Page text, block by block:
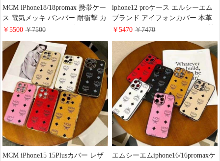
MCM iPhone18/18promax 携帯ケー
ス 電気メッキ バンパー 耐衝撃 カ
バー エムシーエム ロゴ インパク
面保護 レンズ保護 おしゃれ
iPhone16/15/14 スマホケース ブラ
ンド 人気
￥5500￥7500
iphone12 proケース エルシーエム
ブランド アイフォンカバー 本革
アイフォン12 proスマホケース 韓
￥5470￥7470
MCM iPhone15 15Plusカバー レザ
エムシーエムiphone16/16promaxケ